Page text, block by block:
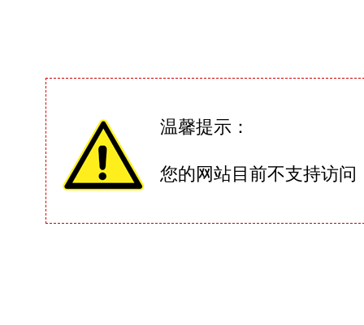
温馨提示：
您的网站目前不支持访